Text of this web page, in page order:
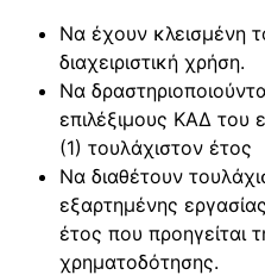
Να έχουν κλεισμένη
διαχειριστική χρήση.
Να
επιλέξιμους ΚΑΔ του
(1) τουλάχιστον έτος
Να διαθέτουν
εξαρτημένης
έτος που προηγείται
χρηματοδότησης.